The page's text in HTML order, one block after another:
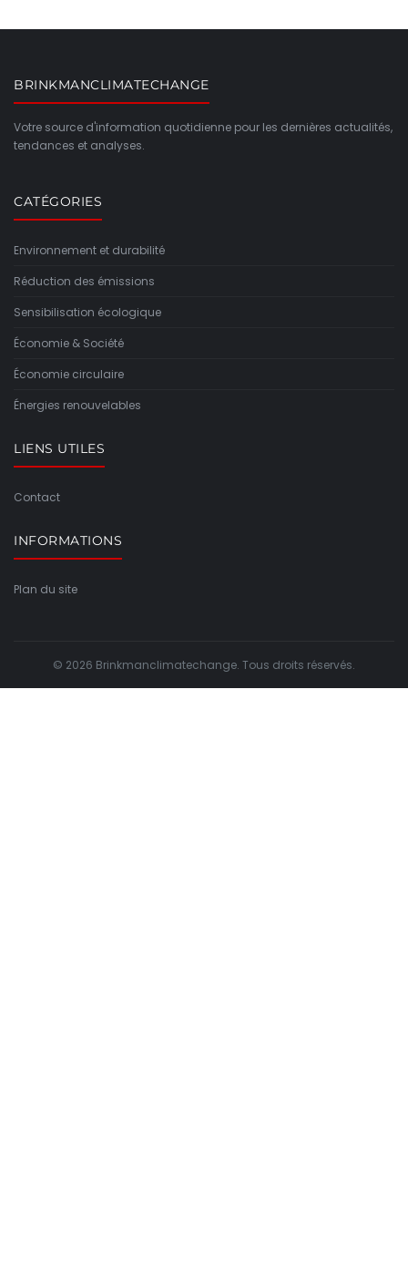
BRINKMANCLIMATECHANGE
Votre source d'information quotidienne pour les dernières actualités,
tendances et analyses.
CATÉGORIES
Environnement et durabilité
Réduction des émissions
Sensibilisation écologique
Économie & Société
Économie circulaire
Énergies renouvelables
LIENS UTILES
Contact
INFORMATIONS
Plan du site
© 2026 Brinkmanclimatechange. Tous droits réservés.